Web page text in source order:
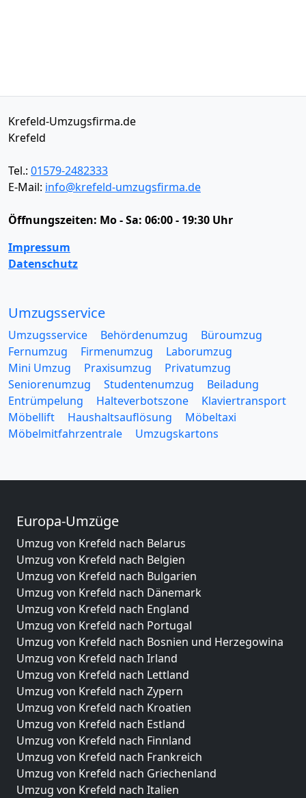
Krefeld-Umzugsfirma.de
Krefeld
Tel.: 01579-2482333
E-Mail: info@krefeld-umzugsfirma.de
Öffnungszeiten: Mo - Sa: 06:00 - 19:30 Uhr
Impressum
Datenschutz
Umzugsservice
Umzugsservice Behördenumzug
Büroumzug
Fernumzug
Firmenumzug
Laborumzug
Mini Umzug
Praxisumzug
Privatumzug
Seniorenumzug
Studentenumzug
Beiladung
Entrümpelung
Halteverbotszone
Klaviertransport
Möbellift
Haushaltsauflösung
Möbeltaxi
Möbelmitfahrzentrale
Umzugskartons
Europa-Umzüge
Umzug von Krefeld nach Belarus
Umzug von Krefeld nach Belgien
Umzug von Krefeld nach Bulgarien
Umzug von Krefeld nach Dänemark
Umzug von Krefeld nach England
Umzug von Krefeld nach Portugal
Umzug von Krefeld nach Bosnien und Herzegowina
Umzug von Krefeld nach Irland
Umzug von Krefeld nach Lettland
Umzug von Krefeld nach Zypern
Umzug von Krefeld nach Kroatien
Umzug von Krefeld nach Estland
Umzug von Krefeld nach Finnland
Umzug von Krefeld nach Frankreich
Umzug von Krefeld nach Griechenland
Umzug von Krefeld nach Italien